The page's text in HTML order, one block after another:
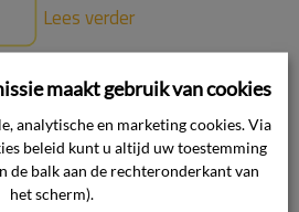
Lees verder
2023
 Advocatuur
maakt gebruik van cookies
analytische en marketing cookies. Via
beleid kunt u altijd uw toestemming
de balk aan de rechteronderkant van
het scherm).